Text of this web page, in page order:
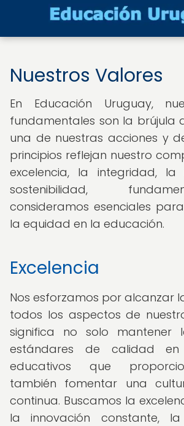
Nuestros Valores
En Educación Uruguay,
fundamentales son la brújula
una de nuestras acciones y
principios reflejan nuestro
excelencia, la integridad, la
sostenibilidad,
consideramos esenciales
la equidad en la educación.
Excelencia
Nos esforzamos por alcanzar
todos los aspectos de
significa no solo mantener
estándares de calidad en
educativos que
también fomentar una
continua. Buscamos la
la innovación constante, la